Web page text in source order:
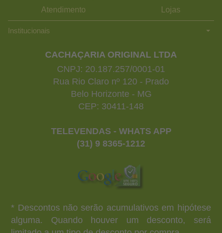
Atendimento Lojas
Institucionais
CACHAÇARIA ORIGINAL LTDA
CNPJ: 20.187.257/0001-01
Rua Rio Claro nº 120 - Prado
Belo Horizonte - MG
CEP: 30411-148
TELEVENDAS - WHATS APP
(31) 9 8365-1212
* Descontos não serão acumulativos em hipótese
alguma. Quando houver um desconto, será